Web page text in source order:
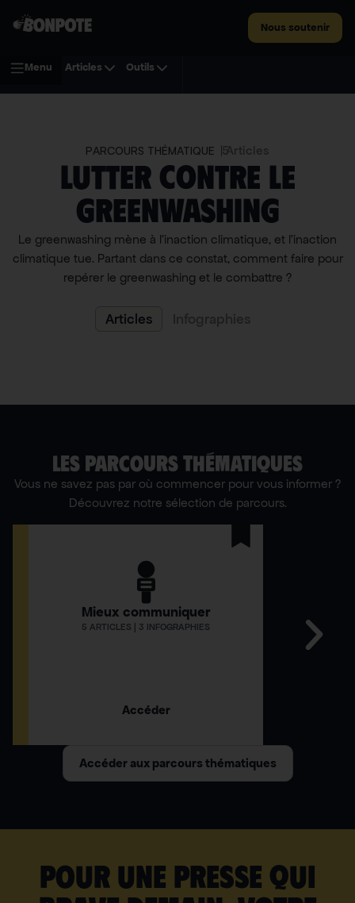
Nous soutenir
Menu Articles Outils
PARCOURS THÉMATIQUE
Lutter contre le
greenwashing
Le greenwashing mène à l’inaction climatique, et l’inaction
climatique tue. Partant dans ce constat, comment faire pour
repérer le greenwashing et le combattre ?
Articles
LES PARCOURS THÉMATIQUES
Vous ne savez pas par où commencer pour vous informer ?
Découvrez notre sélection de parcours.
Mieux communiquer
5 ARTICLES | 3 INFOGRAPHIES
Accéder
Accéder aux parcours thématiques
Pour une presse qui